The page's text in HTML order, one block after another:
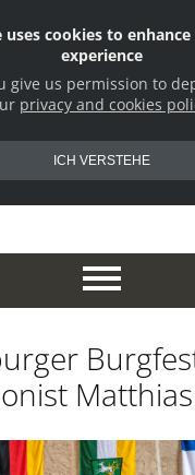
uses cookies to
experience
give us permission to
privacy and cookies
ICH VERSTEHE